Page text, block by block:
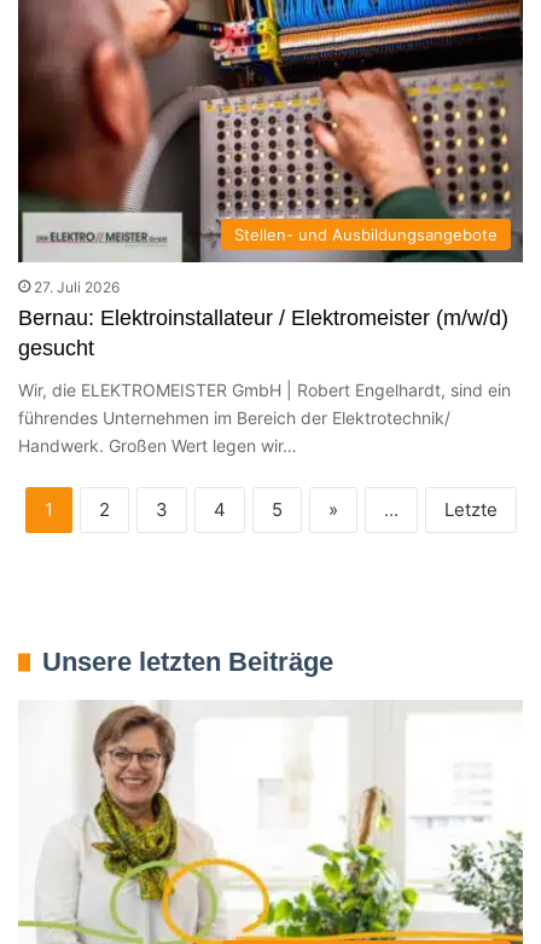
Stellen- und Ausbildungsangebote
27. Juli 2026
Bernau: Elektroinstallateur / Elektromeister (m/w/d)
gesucht
Wir, die ELEKTROMEISTER GmbH | Robert Engelhardt, sind ein
führendes Unternehmen im Bereich der Elektrotechnik/
Handwerk. Großen Wert legen wir…
1 2 3 4 5 » ... Letzte
Unsere letzten Beiträge